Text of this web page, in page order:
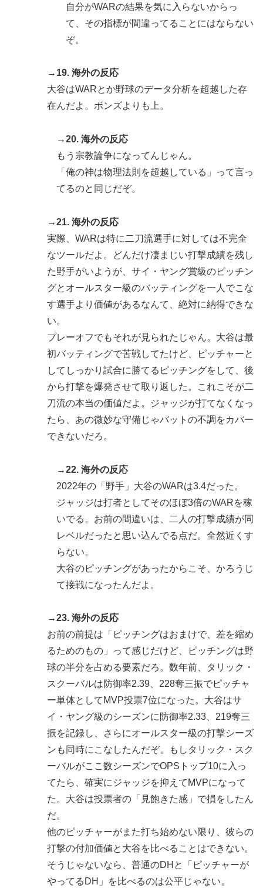
自分がWARの結果を気に入らないからっ
て、その指標が間違ってることにはならない
ぞ。
→19. 海外の反応
大谷はWARとか野球のデータ分析を超越した存
在んだよ。ボンズよりも上。
→20. 海外の反応
もう宗教論争になってんじゃん。
「俺の神は物理法則を超越している」って言っ
てるのと同じだぞ。
→21. 海外の反応
実際、WARは特に二刀流選手に対しては不完全
なツールだよ。どんだけ凄まじい打撃成績を残し
た野手がいようが、サイ・ヤング賞級のピッチン
グとオールスター級のバッティングを一人でこな
す選手より価値があるなんて、絶対に納得できな
い。
プレーオフでもそれが見られたじゃん。大谷は最
初バッティングで苦戦してたけど、ピッチャーと
してしっかり試合に勝てるピッチングをして、後
から打撃を爆発させて取り返した。これこそが二
刀流の本当の価値だよ。ジャッジが打てなくなっ
たら、あの微妙な守備じゃバットの不調をカバー
できないだろ。
→22. 海外の反応
2022年の「野手」大谷のWARは3.4だった。
ジャッジは打者としてそのほぼ3倍のWARを稼
いでる。お前の間違いは、二人の打撃成績が同
レベルだったと思い込んでる点だ。全然近くす
らない。
大谷のピッチングがあったからこそ、かろうじ
て接戦になったんだよ。
→23. 海外の反応
お前の前提は「ピッチングはおまけで、差を縮め
るためのもの」って感じだけど、ピッチングは野
球の半分を占める要素だろ。数年前、タリック・
スクーバルは防御率2.39、228奪三振でピッチャ
ー単体としてMVP投票7位になった。大谷はサ
イ・ヤング級のシーズンに防御率2.33、219奪三
振を記録し、さらにオールスター級の打撃シーズ
ンも同時にこなしたんだぞ。もしタリック・スク
ーバルがここ数シーズンでOPSトップ10に入っ
てたら、確実にジャッジを抑えてMVPになって
た。大谷は投票者の「見飽きた感」で損をしたん
だ。
他のピッチャーがまた打ち始めない限り、彼らの
打撃の付加価値と大谷を比べることはできない。
そうじゃないなら、普通のDHと「ピッチャーが
やってるDH」を比べるのは公平じゃない。